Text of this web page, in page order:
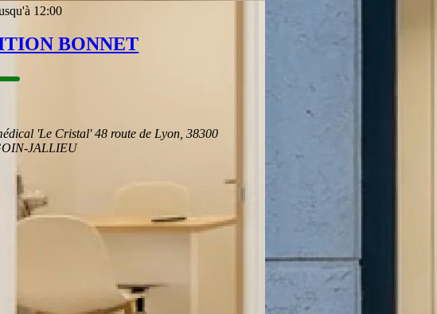
12:00
BONNET
'Le Cristal' 48 route de Lyon, 38300
JALLIEU